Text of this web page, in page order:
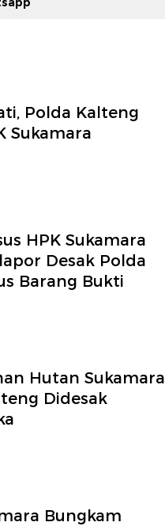
Polda Kalteng
Sukamara
HPK Sukamara
Desak Polda
Barang Bukti
Hutan Sukamara
Didesak
Bungkam